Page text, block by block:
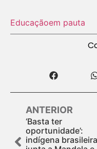
Educaçãoem pauta
ANTERIOR
‘Basta ter
oportunidade’:
indígena